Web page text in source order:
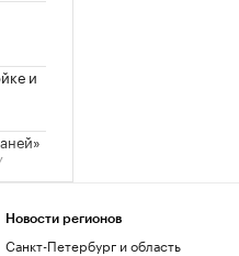
и
Новости регионов
Санкт-Петербург и область